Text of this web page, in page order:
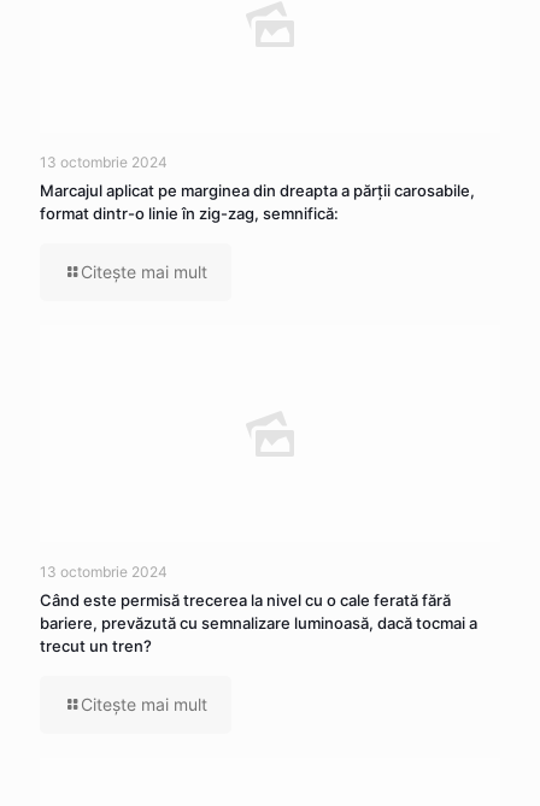
13 octombrie 2024
Marcajul aplicat pe marginea din dreapta a părţii carosabile,
format dintr-o linie în zig-zag, semnifică:
Citeşte mai mult
13 octombrie 2024
Când este permisă trecerea la nivel cu o cale ferată fără
bariere, prevăzută cu semnalizare luminoasă, dacă tocmai a
trecut un tren?
Citeşte mai mult